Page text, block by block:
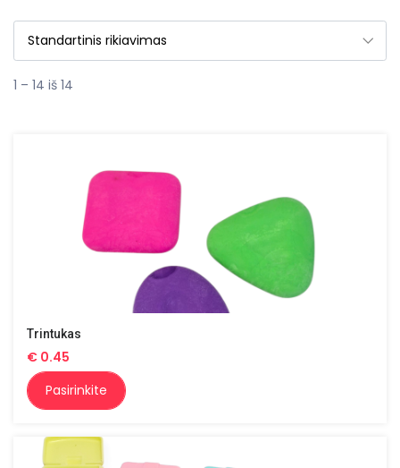
1 – 14 iš 14
Trintukas
€ 0.45
Pasirinkite